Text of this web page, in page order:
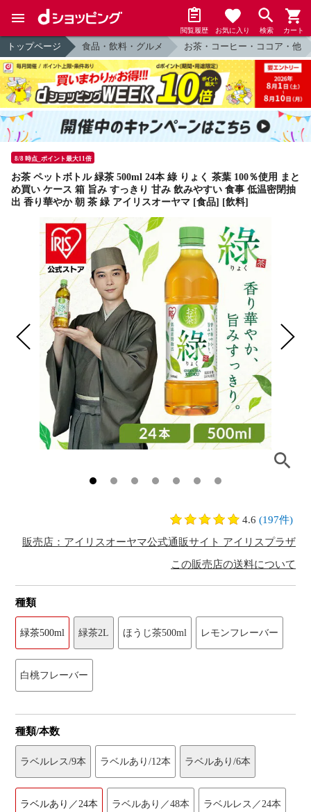
閲覧履歴 お気に入り 検索 カート
トップページ 食品・飲料・グルメ お茶・コーヒー・ココア・他
8/8 時点_ポイント最大11倍
お茶 ペットボトル 緑茶 500ml 24本 綠 りょく 茶葉 100％使用 まと
め買い ケース 箱 旨み すっきり 甘み 飲みやすい 食事 低温密閉抽
出 香り華やか 朝 茶 緑 アイリスオーヤマ [食品] [飲料]
4.6 (197件)
販売店：アイリスオーヤマ公式通販サイト アイリスプラザ
この販売店の送料について
種類
緑茶500ml 緑茶2L ほうじ茶500ml レモンフレーバー
白桃フレーバー
種類/本数
ラベルレス/9本 ラベルあり/12本 ラベルあり/6本
ラベルあり／24本 ラベルあり／48本 ラベルレス／24本